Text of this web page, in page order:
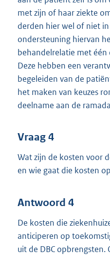
met zijn of haar ziekte
derden hier wel of niet
ondersteuning hiervan
behandelrelatie met één
Deze hebben een
begeleiden van de
het maken van keuzes
deelname aan de
Vraag 4
Wat zijn de kosten voor
en wie gaat die kosten
Antwoord 4
De kosten die
anticiperen op
uit de DBC